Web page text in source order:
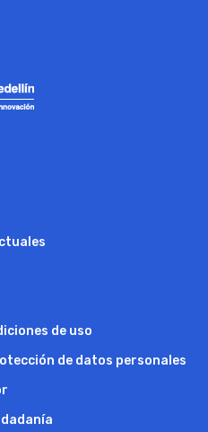
de uso
de datos personales